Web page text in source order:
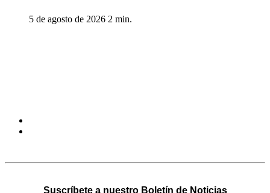
5 de agosto de 2026 2 min.
Suscríbete a nuestro Boletín de Noticias